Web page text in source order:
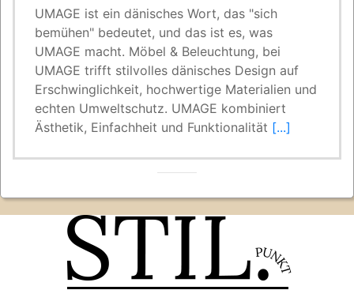
UMAGE ist ein dänisches Wort, das "sich
bemühen" bedeutet, und das ist es, was
UMAGE macht. Möbel & Beleuchtung, bei
UMAGE trifft stilvolles dänisches Design auf
Erschwinglichkeit, hochwertige Materialien und
echten Umweltschutz. UMAGE kombiniert
Ästhetik, Einfachheit und Funktionalität [...]